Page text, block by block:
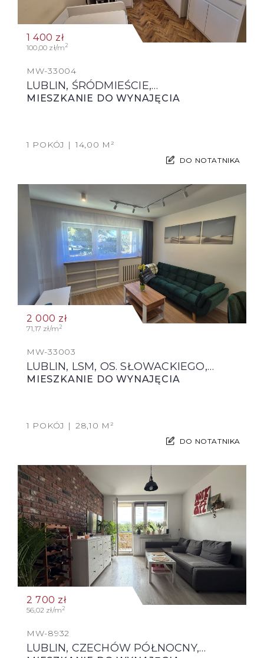
MW-33004
LUBLIN, ŚRÓDMIEŚCIE,…
MIESZKANIE DO WYNAJĘCIA
1 POKÓJ 14,00 M²
1 400 zł
100,00 zł/m2
DO NOTATNIKA
MW-33003
LUBLIN, LSM, OS. SŁOWACKIEGO,…
MIESZKANIE DO WYNAJĘCIA
1 POKÓJ 28,10 M²
2 000 zł
71,17 zł/m2
DO NOTATNIKA
MW-8932
LUBLIN, CZECHÓW PÓŁNOCNY,…
2 700 zł
56,02 zł/m2